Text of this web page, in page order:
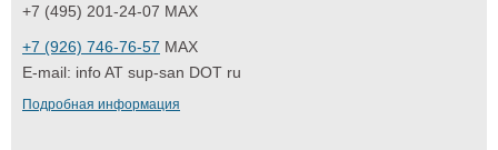
+7 (495) 201-24-07 MAX
+7 (926) 746-76-57 MAX
E-mail: info AT sup-san DOT ru
Подробная информация